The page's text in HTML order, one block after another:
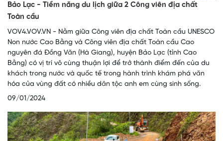
Bảo Lạc - Tiềm năng du lịch giữa 2 Công viên địa chất
Toàn cầu
VOV4.VOV.VN - Nằm giữa Công viên địa chất Toàn cầu UNESCO
Non nước Cao Bằng và Công viên địa chất Toàn cầu Cao
nguyên đá Đồng Văn (Hà Giang), huyện Bảo Lạc (tỉnh Cao
Bằng) có vị trí vô cùng thuận lợi để trở thành điểm đến của du
khách trong nước và quốc tế trong hành trình khám phá văn
hóa của vùng đất có nhiều dân tộc anh em cùng sinh sống.
09/01/2024